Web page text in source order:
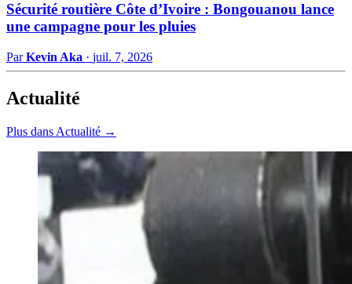
Sécurité routière Côte d’Ivoire : Bongouanou lance
une campagne pour les pluies
ParKevin Aka · juil. 7, 2026
Actualité
Plus dans Actualité →